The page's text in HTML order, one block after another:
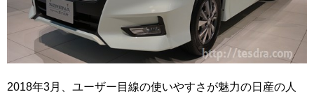
2018年3月、ユーザー目線の使いやすさが魅力の日産の人